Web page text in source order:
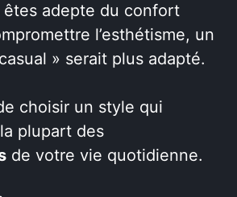
êtes adepte du confort
l’esthétisme, un
» serait plus adapté.
choisir un style qui
plupart des
de votre vie quotidienne.